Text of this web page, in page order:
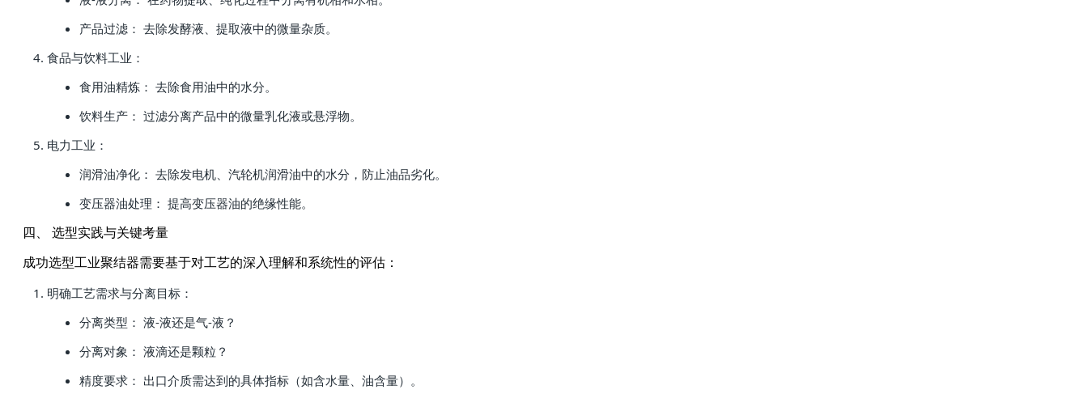
产品过滤： 去除发酵液、提取液中的微量杂质。
食品与饮料工业：
食用油精炼： 去除食用油中的水分。
饮料生产： 过滤分离产品中的微量乳化液或悬浮物。
电力工业：
润滑油净化： 去除发电机、汽轮机润滑油中的水分，防止油品劣化。
变压器油处理： 提高变压器油的绝缘性能。
四、 选型实践与关键考量
成功选型工业聚结器需要基于对工艺的深入理解和系统性的评估：
明确工艺需求与分离目标：
分离类型： 液-液还是气-液？
分离对象： 液滴还是颗粒？
精度要求： 出口介质需达到的具体指标（如含水量、油含量）。